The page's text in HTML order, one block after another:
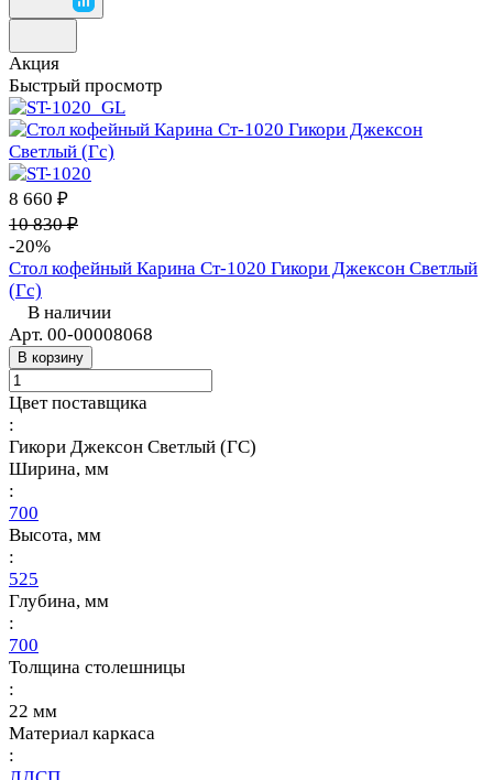
Акция
Быстрый просмотр
8 660 ₽
10 830 ₽
-20%
Стол кофейный Карина Ст-1020 Гикори Джексон Светлый
(Гс)
В наличии
Арт. 00-00008068
В корзину
Цвет поставщика
:
Гикори Джексон Светлый (ГС)
Ширина, мм
:
700
Высота, мм
:
525
Глубина, мм
:
700
Толщина столешницы
:
22 мм
Материал каркаса
: